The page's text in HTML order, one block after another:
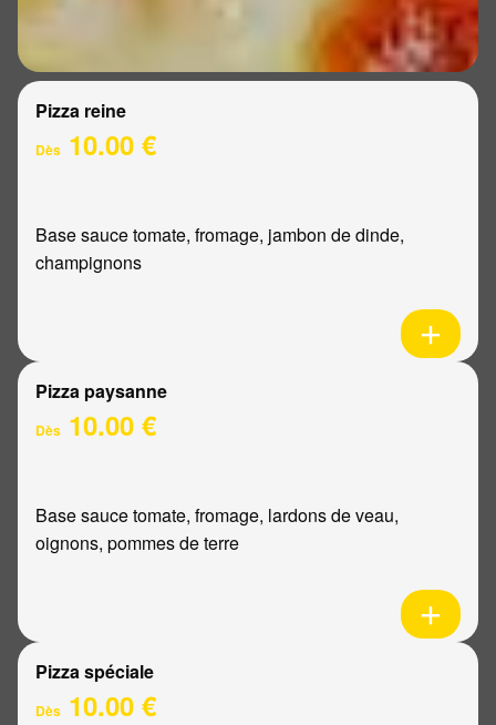
Pizza reine
Dès 10.00 €
Base sauce tomate, fromage, jambon de dinde,
champignons
Pizza paysanne
Dès 10.00 €
Base sauce tomate, fromage, lardons de veau,
oignons, pommes de terre
Pizza spéciale
Dès 10.00 €